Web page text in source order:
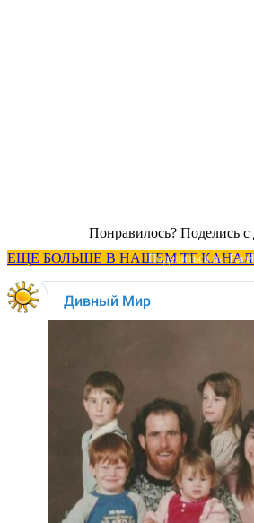
Понравилось? Поделись с
ЕЩЕ БОЛЬШЕ В НАШЕМ ТГ